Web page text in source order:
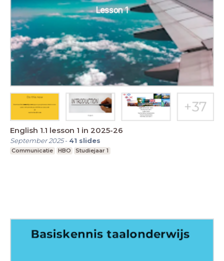
English 1.1 lesson 1 in 2025-26
September 2025- 41 slides
Communicatie HBO Studiejaar 1